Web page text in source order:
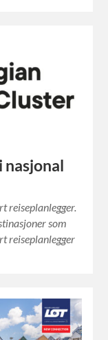
nasjonal
reiseplanlegger.
som
reiseplanlegger